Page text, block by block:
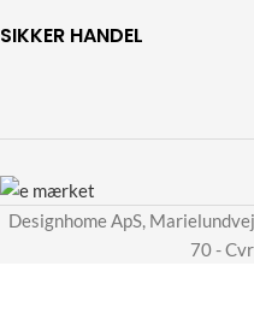
SIKKER HANDEL
Designhome ApS,
70 -